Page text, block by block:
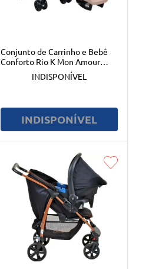
Conjunto de Carrinho e Bebê
Conforto Rio K Mon Amour
BurigottoINDISPONÍVEL
INDISPONÍVEL